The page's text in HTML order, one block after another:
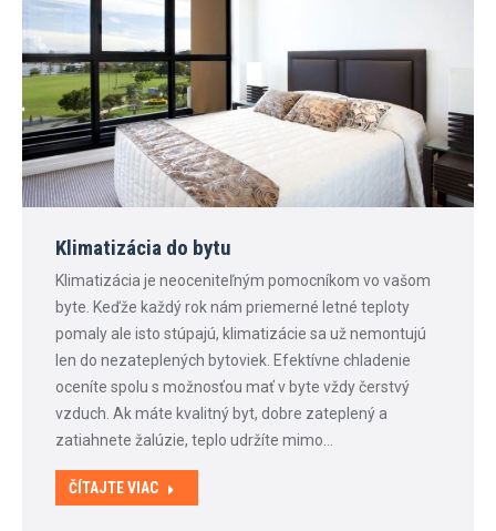
Klimatizácia do bytu
Klimatizácia je neoceniteľným pomocníkom vo vašom
byte. Keďže každý rok nám priemerné letné teploty
pomaly ale isto stúpajú, klimatizácie sa už nemontujú
len do nezateplených bytoviek. Efektívne chladenie
oceníte spolu s možnosťou mať v byte vždy čerstvý
vzduch. Ak máte kvalitný byt, dobre zateplený a
zatiahnete žalúzie, teplo udržíte mimo…
ČÍTAJTE VIAC